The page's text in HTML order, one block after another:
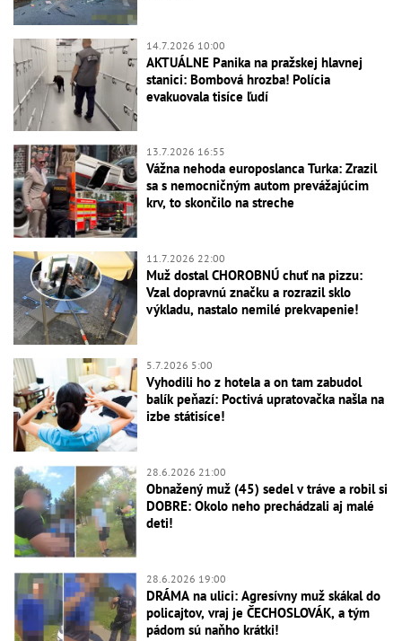
14.7.2026 10:00
AKTUÁLNE Panika na pražskej hlavnej
stanici: Bombová hrozba! Polícia
evakuovala tisíce ľudí
13.7.2026 16:55
Vážna nehoda europoslanca Turka: Zrazil
sa s nemocničným autom prevážajúcim
krv, to skončilo na streche
11.7.2026 22:00
Muž dostal CHOROBNÚ chuť na pizzu:
Vzal dopravnú značku a rozrazil sklo
výkladu, nastalo nemilé prekvapenie!
5.7.2026 5:00
Vyhodili ho z hotela a on tam zabudol
balík peňazí: Poctivá upratovačka našla na
izbe státisíce!
28.6.2026 21:00
Obnažený muž (45) sedel v tráve a robil si
DOBRE: Okolo neho prechádzali aj malé
deti!
28.6.2026 19:00
DRÁMA na ulici: Agresívny muž skákal do
policajtov, vraj je ČECHOSLOVÁK, a tým
pádom sú naňho krátki!